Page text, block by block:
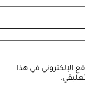
الإلكتروني في هذا